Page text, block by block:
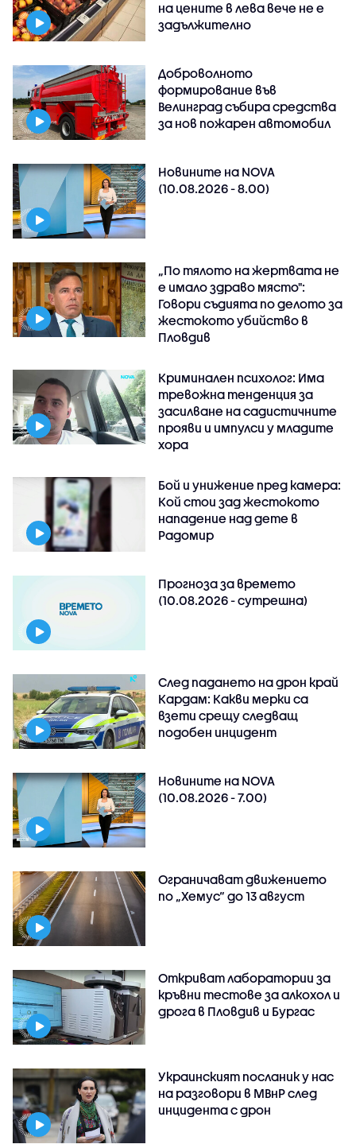
на цените в лева вече не е
задължително
Доброволното
формирование във
Велинград събира средства
за нов пожарен автомобил
Новините на NOVA
(10.08.2026 - 8.00)
„По тялото на жертвата не
е имало здраво място":
Говори съдията по делото за
жестокото убийство в
Пловдив
Криминален психолог: Има
тревожна тенденция за
засилване на садистичните
прояви и импулси у младите
хора
Бой и унижение пред камера:
Кой стои зад жестокото
нападение над дете в
Радомир
Прогноза за времето
(10.08.2026 - сутрешна)
След падането на дрон край
Кардам: Какви мерки са
взети срещу следващ
подобен инцидент
Новините на NOVA
(10.08.2026 - 7.00)
Ограничават движението
по „Хемус“ до 13 август
Откриват лаборатории за
кръвни тестове за алкохол и
дрога в Пловдив и Бургас
Украинският посланик у нас
на разговори в МВнР след
инцидента с дрон